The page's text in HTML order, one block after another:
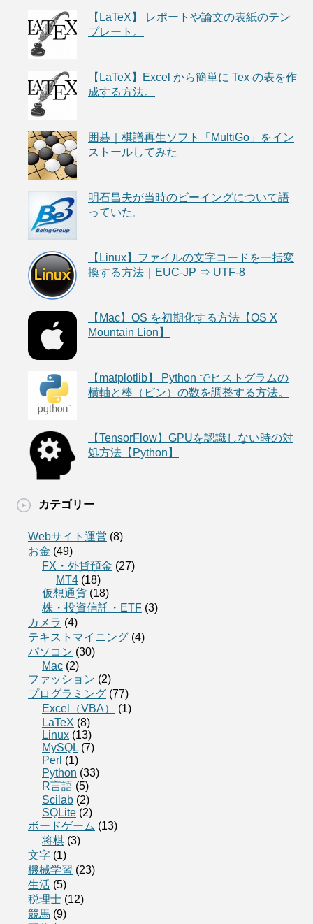
【LaTeX】 レポートや論文の表紙のテン
プレート。
【LaTeX】Excel から簡単に Tex の表を作
成する方法。
囲碁｜棋譜再生ソフト「MultiGo」をイン
ストールしてみた
明石昌夫が当時のビーイングについて語
っていた。
【Linux】ファイルの文字コードを一括変
換する方法｜EUC-JP ⇒ UTF-8
【Mac】OS を初期化する方法【OS X
Mountain Lion】
【matplotlib】 Python でヒストグラムの
横軸と棒（ビン）の数を調整する方法。
【TensorFlow】GPUを認識しない時の対
処方法【Python】
カテゴリー
Webサイト運営 (8)
お金 (49)
FX・外貨預金 (27)
MT4 (18)
仮想通貨 (18)
株・投資信託・ETF (3)
カメラ (4)
テキストマイニング (4)
パソコン (30)
Mac (2)
ファッション (2)
プログラミング (77)
Excel（VBA）
(1)
LaTeX (8)
Linux (13)
MySQL (7)
Perl (1)
Python (33)
R言語 (5)
Scilab (2)
SQLite (2)
ボードゲーム (13)
将棋 (3)
文字 (1)
機械学習 (23)
生活 (5)
税理士 (12)
競馬 (9)